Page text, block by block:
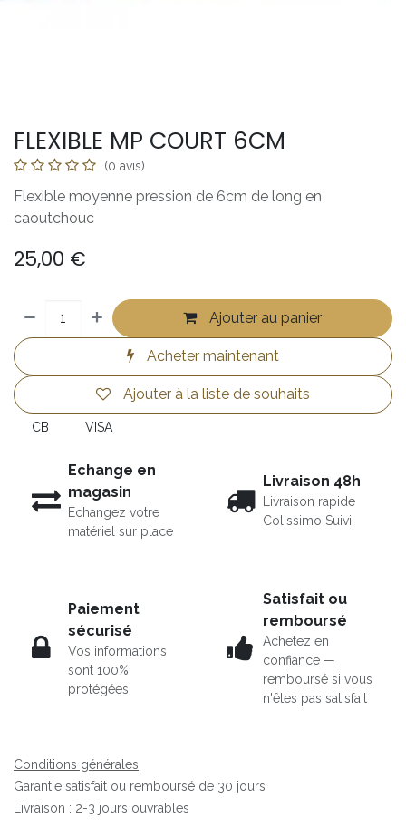
FLEXIBLE MP COURT 6CM
(0 avis)
Flexible moyenne pression de 6cm de long en
caoutchouc
25,00 €
Ajouter au panier
Acheter maintenant
Ajouter à la liste de souhaits
CB VISA
Echange en
magasin
Echangez votre
matériel sur place
Livraison 48h
Livraison rapide
Colissimo Suivi
Paiement
sécurisé
Vos informations
sont 100%
protégées
Satisfait ou
remboursé
Achetez en
confiance —
remboursé si vous
n'êtes pas satisfait
Conditions générales
Garantie satisfait ou remboursé de 30 jours
Livraison : 2-3 jours ouvrables